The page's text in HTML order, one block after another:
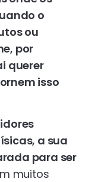
o
ou
por
querer
isso
a sua
para ser
muitos